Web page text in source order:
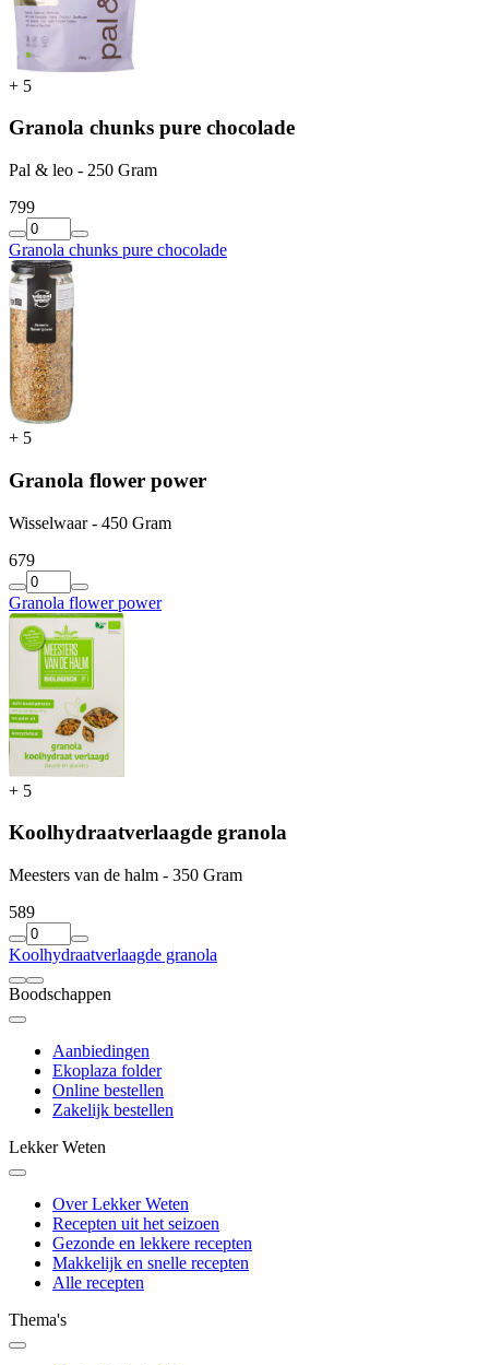
+ 5
Granola chunks pure chocolade
Pal & leo - 250 Gram
799
Granola chunks pure chocolade
+ 5
Granola flower power
Wisselwaar - 450 Gram
679
Granola flower power
+ 5
Koolhydraatverlaagde granola
Meesters van de halm - 350 Gram
589
Koolhydraatverlaagde granola
Boodschappen
Aanbiedingen
Ekoplaza folder
Online bestellen
Zakelijk bestellen
Lekker Weten
Over Lekker Weten
Recepten uit het seizoen
Gezonde en lekkere recepten
Makkelijk en snelle recepten
Alle recepten
Thema's